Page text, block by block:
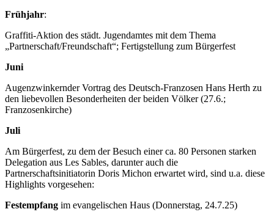
Frühjahr:
Graffiti-Aktion des städt. Jugendamtes mit dem Thema
„Partnerschaft/Freundschaft“; Fertigstellung zum Bürgerfest
Juni
Augenzwinkernder Vortrag des Deutsch-Franzosen Hans Herth zu
den liebevollen Besonderheiten der beiden Völker (27.6.;
Franzosenkirche)
Juli
Am Bürgerfest, zu dem der Besuch einer ca. 80 Personen starken
Delegation aus Les Sables, darunter auch die
Partnerschaftsinitiatorin Doris Michon erwartet wird, sind u.a. diese
Highlights vorgesehen:
Festempfang im evangelischen Haus (Donnerstag, 24.7.25)